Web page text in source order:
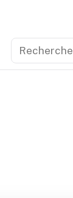
Rechercher